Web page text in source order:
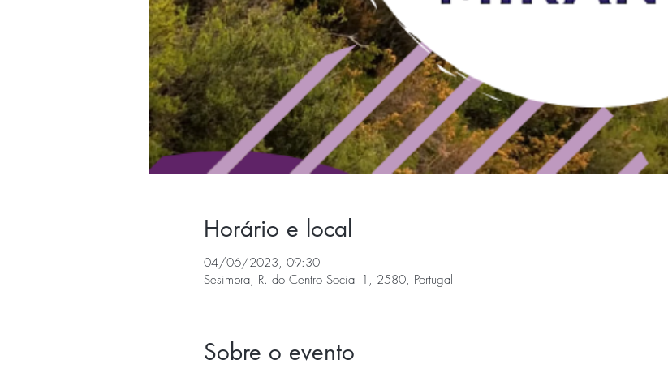
Horário e local
04/06/2023, 09:30
Sesimbra, R. do Centro Social 1, 2580, Portugal
Sobre o evento